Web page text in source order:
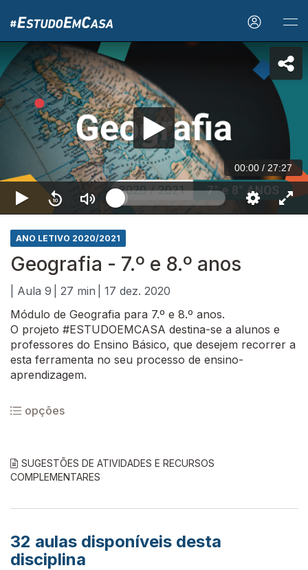
00:00 / 27:27
ANO LETIVO 2020/2021
Geografia - 7.º e 8.º anos
| Aula 9 | 27 min
| 17 dez. 2020
Módulo de Geografia para 7.º e 8.º anos.
O projeto #ESTUDOEMCASA destina-se a alunos e
professores do Ensino Básico, que desejem recorrer a
esta ferramenta no seu processo de ensino-
aprendizagem.
opções
SUGESTÕES DE ATIVIDADES E RECURSOS
COMPLEMENTARES
32 aulas disponíveis desta
disciplina